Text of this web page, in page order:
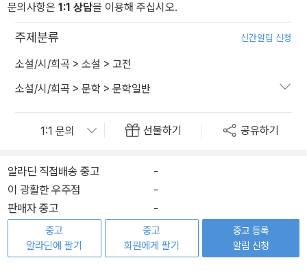
문의사항은 1:1 상담을 이용해 주십시오.
주제분류 신간알림 신청
소설/시/희곡 > 소설 > 고전
소설/시/희곡 > 문학 > 문학일반
선물하기 공유하기
알라딘 직접배송 중고
-
이 광활한 우주점
-
판매자 중고
-
중고
알라딘에 팔기
중고
회원에게 팔기
중고 등록
알림 신청